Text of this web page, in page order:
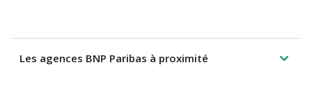
Les agences BNP Paribas à proximité